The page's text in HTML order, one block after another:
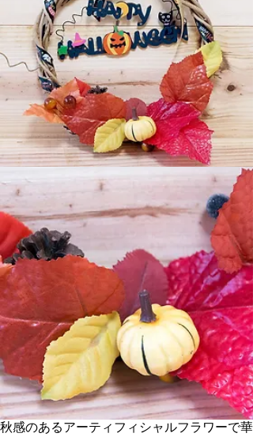
秋感のあるアーティフィシャルフラワーで華